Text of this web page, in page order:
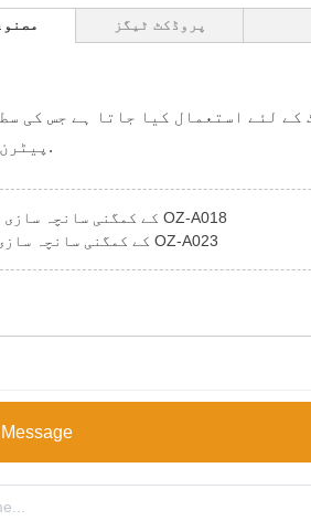
پروڈکٹ ٹیگز
لئے استعمال کیا جاتا ہے جس کی
پیٹرن دکھاتے ہیں.
Carving کے کمگنی سانچہ سازی OZ-A018
Carving کے کمگنی سانچہ سازی OZ-A023